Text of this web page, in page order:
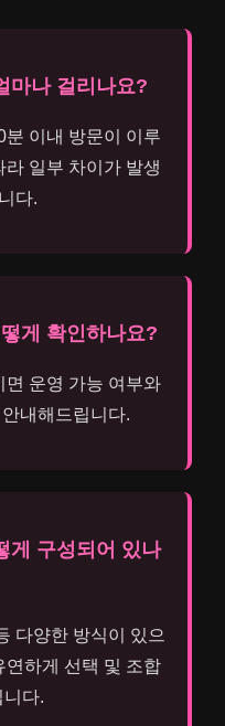
마나 걸리나요?
이내 방문이 이루
일부 차이가 발생
다.
게 확인하나요?
운영 가능 여부와
내해드립니다.
게 구성되어 있나
다양한 방식이 있으
연하게 선택 및 조합
다.